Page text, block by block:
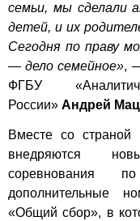
семьи, мы сделали
детей, и их
Сегодня по праву
— дело семейное»,
ФГБУ
России» Андрей
Вместе со страной
внедряются
соревнования
дополнительные
«Общий сбор», в